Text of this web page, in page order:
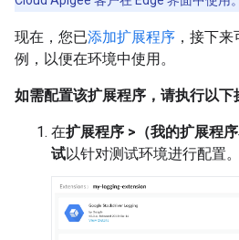
现在，您已添加扩展程序 ，接下
例，以便在环境中使用。
如需配置该扩展程序，请执行以下
在扩展程序 >（我的扩展程序
试以针对测试环境进行配置。